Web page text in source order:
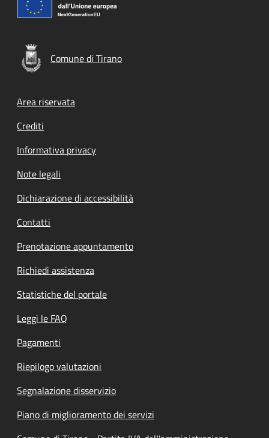
Comune di Tirano
Footer menu
Area riservata
Crediti
Informativa privacy
Note legali
Dichiarazione di accessibilità
Contatti
Prenotazione appuntamento
Richiedi assistenza
Statistiche del portale
Leggi le FAQ
Pagamenti
Riepilogo valutazioni
Segnalazione disservizio
Piano di miglioramento dei servizi